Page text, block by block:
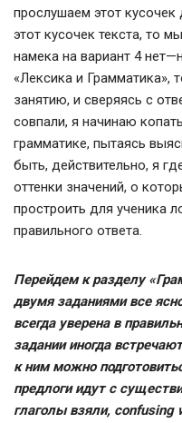
прослушаем этот
этот кусочек текста, то
намека на вариант 4
«Лексика и Грамматика»,
занятию, и сверяясь с
совпали, я начинаю
грамматике, пытаясь
быть, действительно, я
оттенки значений, о
простроить для ученика
правильного ответа.
Перейдем к разделу
двумя заданиями все
всегда уверена в
задании иногда
к ним можно
предлоги идут с
глаголы взяли, confusing